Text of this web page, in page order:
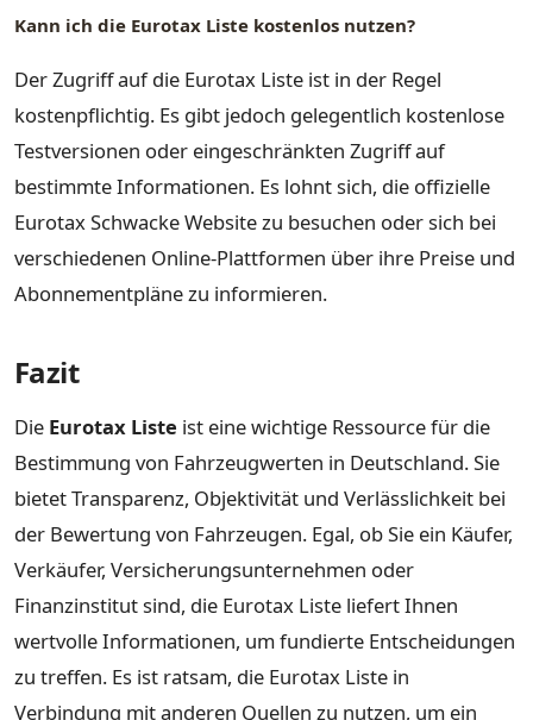
Kann ich die Eurotax Liste kostenlos nutzen?
Der Zugriff auf die Eurotax Liste ist in der Regel
kostenpflichtig. Es gibt jedoch gelegentlich kostenlose
Testversionen oder eingeschränkten Zugriff auf
bestimmte Informationen. Es lohnt sich, die offizielle
Eurotax Schwacke Website zu besuchen oder sich bei
verschiedenen Online-Plattformen über ihre Preise und
Abonnementpläne zu informieren.
Fazit
Die Eurotax Liste ist eine wichtige Ressource für die
Bestimmung von Fahrzeugwerten in Deutschland. Sie
bietet Transparenz, Objektivität und Verlässlichkeit bei
der Bewertung von Fahrzeugen. Egal, ob Sie ein Käufer,
Verkäufer, Versicherungsunternehmen oder
Finanzinstitut sind, die Eurotax Liste liefert Ihnen
wertvolle Informationen, um fundierte Entscheidungen
zu treffen. Es ist ratsam, die Eurotax Liste in
Verbindung mit anderen Quellen zu nutzen, um ein